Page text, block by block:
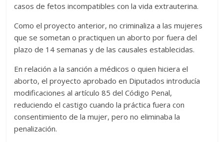
casos de fetos incompatibles con la vida extrauterina.
Como el proyecto anterior, no criminaliza a las mujeres
que se sometan o practiquen un aborto por fuera del
plazo de 14 semanas y de las causales establecidas.
En relación a la sanción a médicos o quien hiciera el
aborto, el proyecto aprobado en Diputados introducía
modificaciones al artículo 85 del Código Penal,
reduciendo el castigo cuando la práctica fuera con
consentimiento de la mujer, pero no eliminaba la
penalización.